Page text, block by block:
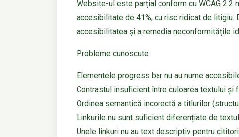
Website-ul este parțial conform cu WCAG
accesibilitate de 41%, cu risc ridicat de litigiu.
accesibilitatea și a remedia neconformitățile
Probleme cunoscute
Elementele progress bar nu au nume
Contrastul insuficient între culoarea textului și
Ordinea semantică incorectă a titlurilor
Linkurile nu sunt suficient diferențiate de
Unele linkuri nu au text descriptiv pentru